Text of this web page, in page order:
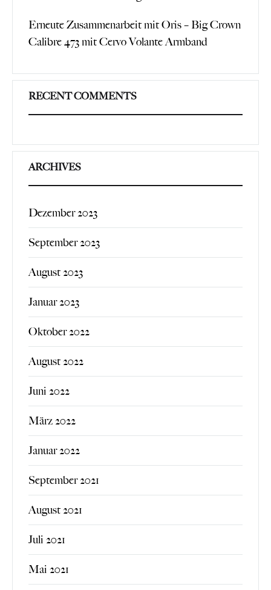
Erneute Zusammenarbeit mit Oris – Big Crown
Calibre 473 mit Cervo Volante Armband
RECENT COMMENTS
ARCHIVES
Dezember 2023
September 2023
August 2023
Januar 2023
Oktober 2022
August 2022
Juni 2022
März 2022
Januar 2022
September 2021
August 2021
Juli 2021
Mai 2021